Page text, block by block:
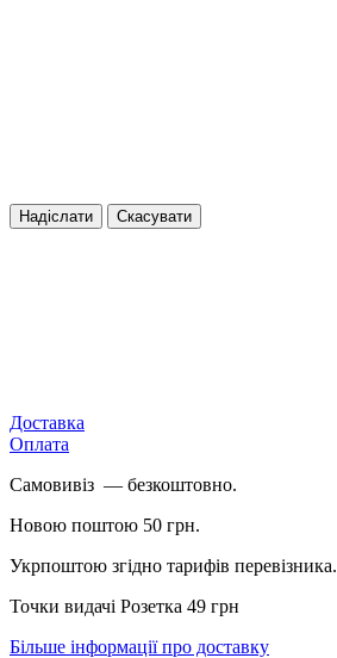
Надіслати Скасувати
Доставка
Оплата
Самовивіз — безкоштовно.
Новою поштою 50 грн.
Укрпоштою згідно тарифів перевізника.
Точки видачі Розетка 49 грн
Більше інформації про доставку